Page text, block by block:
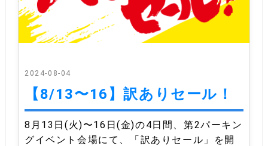
2024-08-04
【8/13〜16】訳ありセール！
8月13日(火)〜16日(金)の4日間、第2パーキン
グイベント会場にて、「訳ありセール」を開